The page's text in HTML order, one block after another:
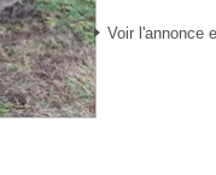
Voir l'annonce